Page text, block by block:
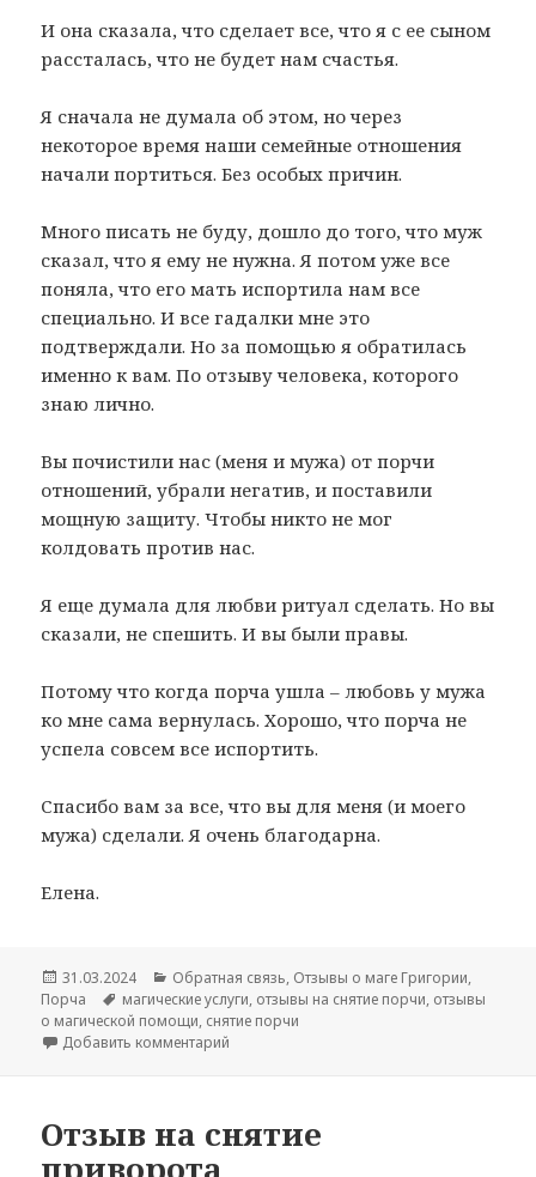
И она сказала, что сделает все, что я с ее сыном
рассталась, что не будет нам счастья.
Я сначала не думала об этом, но через
некоторое время наши семейные отношения
начали портиться. Без особых причин.
Много писать не буду, дошло до того, что муж
сказал, что я ему не нужна. Я потом уже все
поняла, что его мать испортила нам все
специально. И все гадалки мне это
подтверждали. Но за помощью я обратилась
именно к вам. По отзыву человека, которого
знаю лично.
Вы почистили нас (меня и мужа) от порчи
отношений, убрали негатив, и поставили
мощную защиту. Чтобы никто не мог
колдовать против нас.
Я еще думала для любви ритуал сделать. Но вы
сказали, не спешить. И вы были правы.
Потому что когда порча ушла – любовь у мужа
ко мне сама вернулась. Хорошо, что порча не
успела совсем все испортить.
Спасибо вам за все, что вы для меня (и моего
мужа) сделали. Я очень благодарна.
Елена.
Опубликовано
31.03.2024 Рубрики
Обратная связь, Отзывы о маге Григории,
Порча
Метки
магические услуги, отзывы на снятие порчи, отзывы
о магической помощи, снятие порчи
Добавить комментарий
Отзыв на снятие